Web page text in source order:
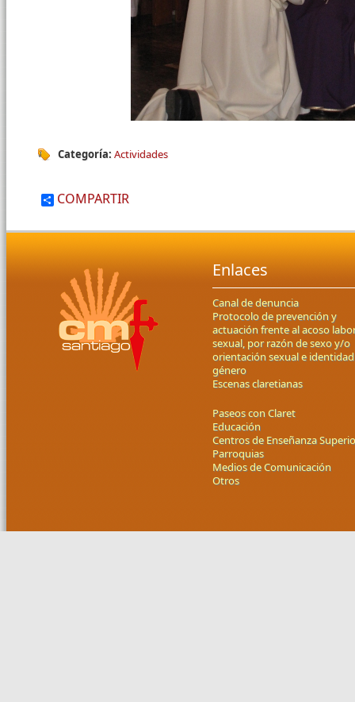
Categoría: Actividades
COMPARTIR
Enlaces
Canal de denuncia
Protocolo de prevención y
actuación frente al acoso
sexual, por razón de sexo y/o
orientación sexual e
género
Escenas claretianas
Paseos con Claret
Educación
Centros de Enseñanza
Parroquias
Medios de Comunicación
Otros